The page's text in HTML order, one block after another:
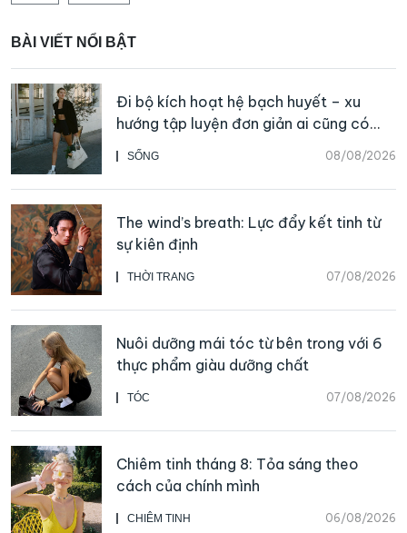
BÀI VIẾT NỔI BẬT
SỐNG 08/08/2026
Đi bộ kích hoạt hệ bạch huyết – xu
hướng tập luyện đơn giản ai cũng có
thể bắt đầu
THỜI TRANG 07/08/2026
The wind’s breath: Lực đẩy kết tinh từ
sự kiên định
TÓC 07/08/2026
Nuôi dưỡng mái tóc từ bên trong với 6
thực phẩm giàu dưỡng chất
CHIÊM TINH 06/08/2026
Chiêm tinh tháng 8: Tỏa sáng theo
cách của chính mình